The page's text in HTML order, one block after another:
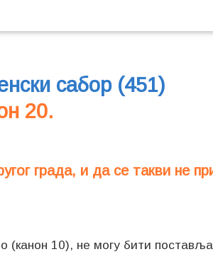
сабор (451)
20.
града, и да се такви не
10), не могу бити